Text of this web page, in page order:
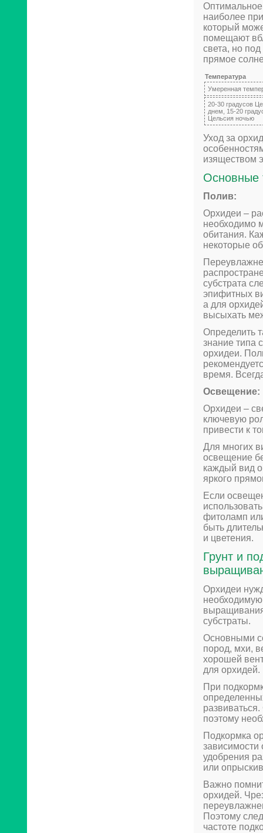
наиболее
который
помещают
света, но
прямое
Температура
Умеренная
20-30 градусов
днем, 15-20
Цельсия ночью
Уход за
изяществом
Основные
Полив:
Орхидеи –
необходимо
обитания.
некоторые
субстрата
эпифитных
а для
высыхать
Определить
знание типа
орхидеи.
время.
Освещение:
Орхидеи –
ключевую
привести к
Для многих
освещение
каждый вид
яркого
Если
фитоламп
быть
и цветения.
Грунт и
Орхидеи
субстраты.
Основными
пород, мхи,
хорошей
для орхидей.
При
поэтому
Подкормка
зависимости
удобрения
или
Важно
орхидей.
Поэтому
частоте